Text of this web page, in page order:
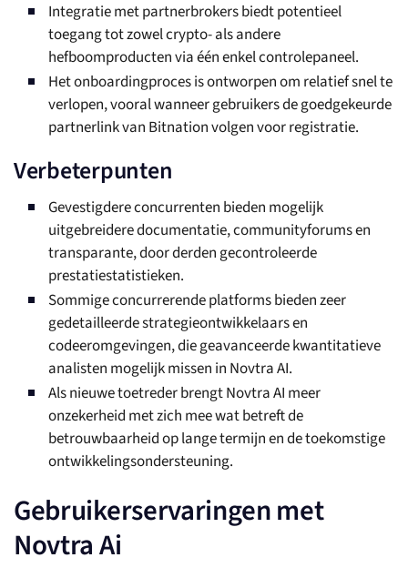
Integratie met partnerbrokers biedt potentieel
toegang tot zowel crypto- als andere
hefboomproducten via één enkel controlepaneel.
Het onboardingproces is ontworpen om relatief snel te
verlopen, vooral wanneer gebruikers de goedgekeurde
partnerlink van Bitnation volgen voor registratie.
Verbeterpunten
Gevestigdere concurrenten bieden mogelijk
uitgebreidere documentatie, communityforums en
transparante, door derden gecontroleerde
prestatiestatistieken.
Sommige concurrerende platforms bieden zeer
gedetailleerde strategieontwikkelaars en
codeeromgevingen, die geavanceerde kwantitatieve
analisten mogelijk missen in Novtra AI.
Als nieuwe toetreder brengt Novtra AI meer
onzekerheid met zich mee wat betreft de
betrouwbaarheid op lange termijn en de toekomstige
ontwikkelingsondersteuning.
Gebruikerservaringen met
Novtra Ai